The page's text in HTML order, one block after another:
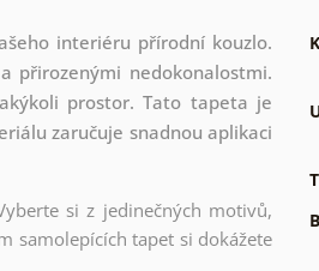
interiéru přírodní kouzlo.
přirozenými nedokonalostmi.
prostor. Tato tapeta je
zaručuje snadnou aplikaci
si z jedinečných motivů,
samolepících tapet si dokážete